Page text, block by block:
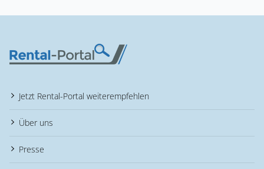
Jetzt Rental-Portal weiterempfehlen
Über uns
Presse